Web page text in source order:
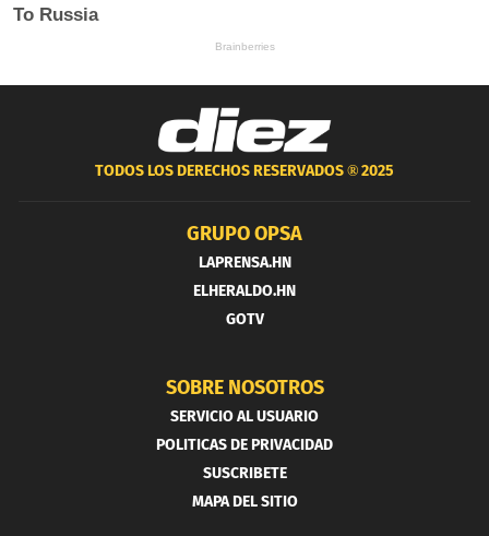
TODOS LOS DERECHOS RESERVADOS ®2025
GRUPO OPSA
LAPRENSA.HN
ELHERALDO.HN
GOTV
SOBRE NOSOTROS
SERVICIO AL USUARIO
POLITICAS DE PRIVACIDAD
SUSCRIBETE
MAPA DEL SITIO